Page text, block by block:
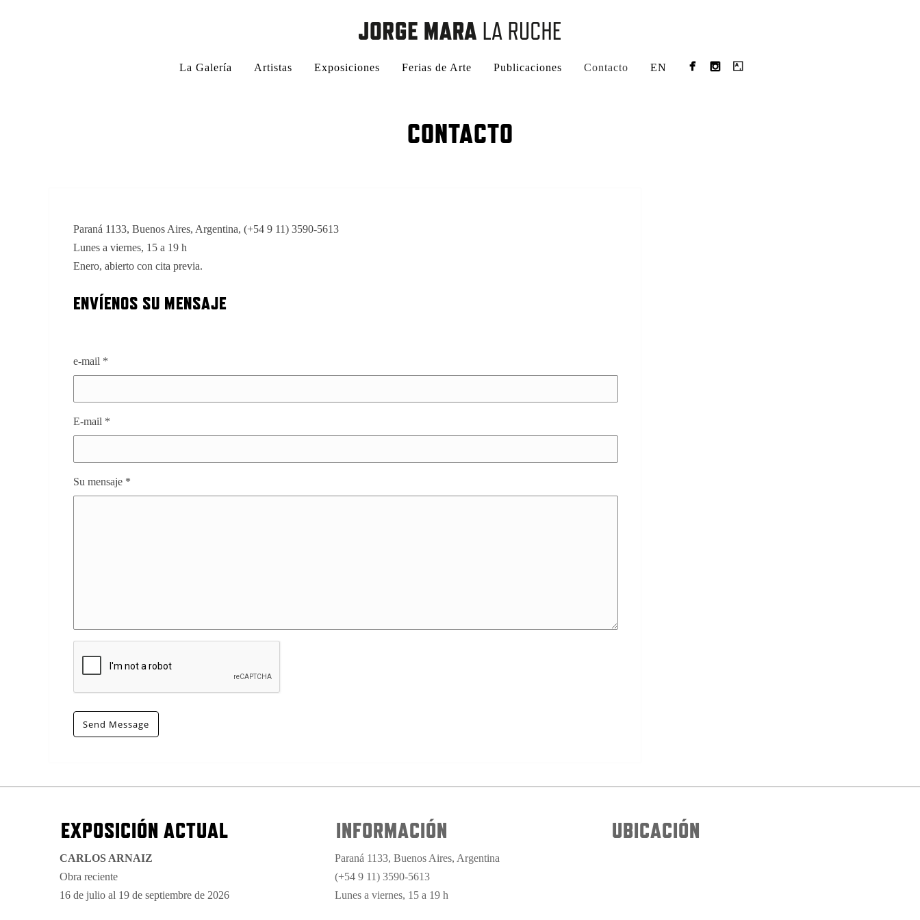
La Galería Artistas Exposiciones Ferias de Arte Publicaciones Contacto EN
CONTACTO
Paraná 1133, Buenos Aires, Argentina, (+54 9 11) 3590-5613
Lunes a viernes, 15 a 19 h
Enero, abierto con cita previa.
ENVÍENOS SU MENSAJE
e-mail *
E-mail *
Su mensaje *
Send Message
EXPOSICIÓN ACTUAL
CARLOS ARNAIZ
Obra reciente
16 de julio al 19 de septiembre de 2026
INFORMACIÓN
Paraná 1133, Buenos Aires, Argentina
(+54 9 11) 3590-5613
Lunes a viernes, 15 a 19 h
UBICACIÓN